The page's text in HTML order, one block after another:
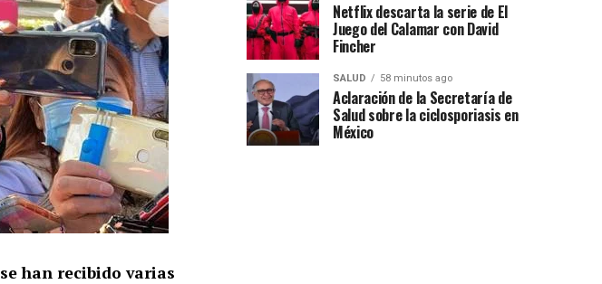
se han recibido varias
Netflix descarta la serie de El
Juego del Calamar con David
Fincher
SALUD 58 minutos ago
Aclaración de la Secretaría de
Salud sobre la ciclosporiasis en
México